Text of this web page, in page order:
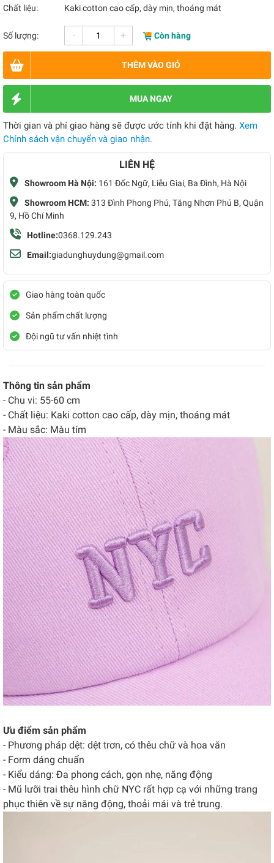
Chất liệu:
Kaki cotton cao cấp, dày mịn, thoáng mát
Số lượng: - + Còn hàng
THÊM VÀO GIỎ
MUA NGAY
Thời gian và phí giao hàng sẽ được ước tính khi đặt hàng. Xem
Chính sách vận chuyển và giao nhận.
LIÊN HỆ
Showroom Hà Nội: 161 Đốc Ngữ, Liễu Giai, Ba Đình, Hà Nội
Showroom HCM: 313 Đình Phong Phú, Tăng Nhơn Phú B, Quận
9, Hồ Chí Minh
Hotline:0368.129.243
Email:giadunghuydung@gmail.com
Giao hàng toàn quốc
Sản phẩm chất lượng
Đội ngũ tư vấn nhiệt tình
Thông tin sản phẩm
- Chu vi: 55-60 cm
- Chất liệu: Kaki cotton cao cấp, dày mịn, thoáng mát
- Màu sắc: Màu tím
Ưu điểm sản phẩm
- Phương pháp dệt: dệt trơn, có thêu chữ và hoa văn
- Form dáng chuẩn
- Kiểu dáng: Đa phong cách, gọn nhẹ, năng động
- Mũ lưỡi trai thêu hình chữ NYC rất hợp cạ với những trang
phục thiên về sự năng động, thoải mái và trẻ trung.